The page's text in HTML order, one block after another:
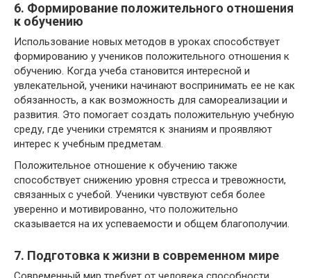
6. Формирование положительного отношения
к обучению
Использование новых методов в уроках способствует
формированию у учеников положительного отношения к
обучению. Когда учеба становится интересной и
увлекательной, ученики начинают воспринимать ее не как
обязанность, а как возможность для самореализации и
развития. Это помогает создать положительную учебную
среду, где ученики стремятся к знаниям и проявляют
интерес к учебным предметам.
Положительное отношение к обучению также
способствует снижению уровня стресса и тревожности,
связанных с учебой. Ученики чувствуют себя более
уверенно и мотивированно, что положительно
сказывается на их успеваемости и общем благополучии.
7. Подготовка к жизни в современном мире